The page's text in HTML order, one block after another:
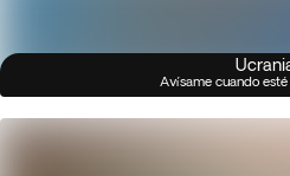
Avísame cuando